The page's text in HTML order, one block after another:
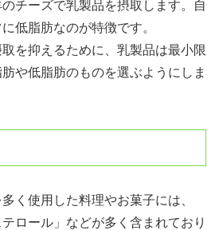
チーズで乳製品を摂取します。自
低脂肪なのが特徴です。
を抑えるために、乳製品は最小限
や低脂肪のものを選ぶようにしま
く使用した料理やお菓子には、
テロール」などが多く含まれており